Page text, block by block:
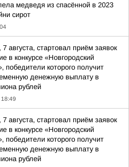
медведя из спасённой в 2023
сирот
августа, стартовал приём заявок
в конкурсе «Новгородский
победители которого получит
денежную выплату в
рублей
августа, стартовал приём заявок
в конкурсе «Новгородский
победители которого получит
денежную выплату в
рублей